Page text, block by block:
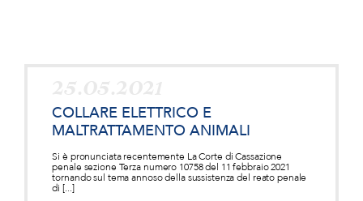
COLLARE ELETTRICO E
MALTRATTAMENTO ANIMALI
Si è pronunciata recentemente La Corte di Cassazione
penale sezione Terza numero 10758 del 11 febbraio 2021
tornando sul tema annoso della sussistenza del reato penale
di [...]